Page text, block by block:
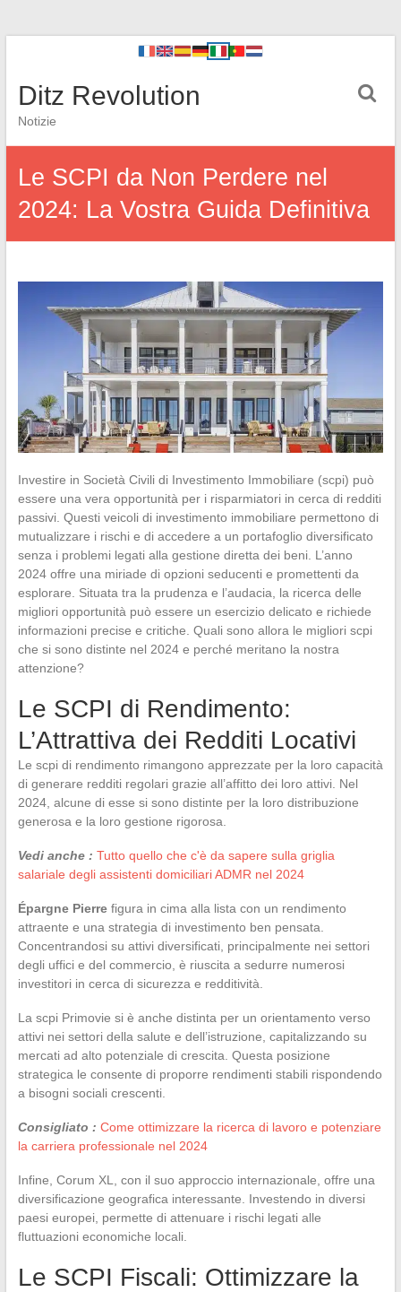
Ditz Revolution
Notizie
Le SCPI da Non Perdere nel
2024: La Vostra Guida Definitiva
Investire in Società Civili di Investimento Immobiliare (scpi) può
essere una vera opportunità per i risparmiatori in cerca di redditi
passivi. Questi veicoli di investimento immobiliare permettono di
mutualizzare i rischi e di accedere a un portafoglio diversificato
senza i problemi legati alla gestione diretta dei beni. L’anno
2024 offre una miriade di opzioni seducenti e promettenti da
esplorare. Situata tra la prudenza e l’audacia, la ricerca delle
migliori opportunità può essere un esercizio delicato e richiede
informazioni precise e critiche. Quali sono allora le migliori scpi
che si sono distinte nel 2024 e perché meritano la nostra
attenzione?
Le SCPI di Rendimento:
L’Attrattiva dei Redditi Locativi
Le scpi di rendimento rimangono apprezzate per la loro capacità
di generare redditi regolari grazie all’affitto dei loro attivi. Nel
2024, alcune di esse si sono distinte per la loro distribuzione
generosa e la loro gestione rigorosa.
Vedi anche : Tutto quello che c'è da sapere sulla griglia
salariale degli assistenti domiciliari ADMR nel 2024
Épargne Pierrefigura in cima alla lista con un rendimento
attraente e una strategia di investimento ben pensata.
Concentrandosi su attivi diversificati, principalmente nei settori
degli uffici e del commercio, è riuscita a sedurre numerosi
investitori in cerca di sicurezza e redditività.
La scpi Primovie si è anche distinta per un orientamento verso
attivi nei settori della salute e dell’istruzione, capitalizzando su
mercati ad alto potenziale di crescita. Questa posizione
strategica le consente di proporre rendimenti stabili rispondendo
a bisogni sociali crescenti.
Consigliato : Come ottimizzare la ricerca di lavoro e potenziare
la carriera professionale nel 2024
Infine, Corum XL, con il suo approccio internazionale, offre una
diversificazione geografica interessante. Investendo in diversi
paesi europei, permette di attenuare i rischi legati alle
fluttuazioni economiche locali.
Le SCPI Fiscali: Ottimizzare la